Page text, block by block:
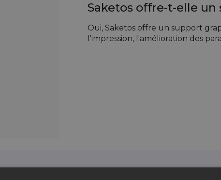
Saketos offre-t-elle
Oui, Saketos offre un support
l'impression, l'amélioration des